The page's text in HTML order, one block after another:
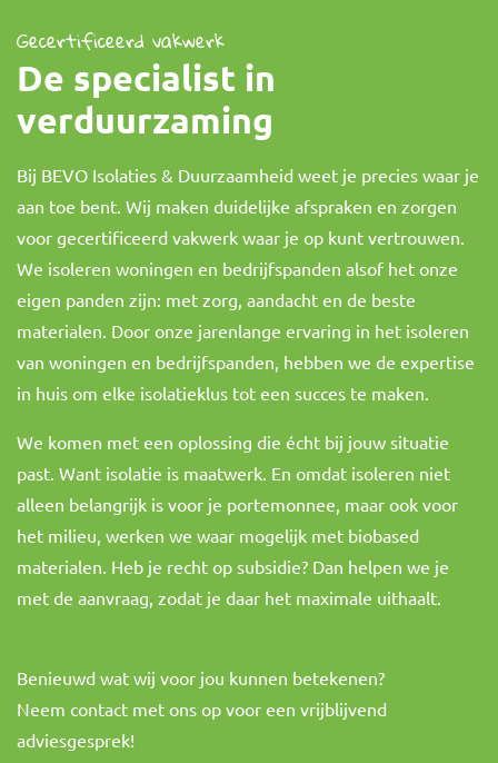
Gecertificeerd vakwerk
De specialist in
verduurzaming
Bij BEVO Isolaties & Duurzaamheid weet je precies waar je
aan toe bent. Wij maken duidelijke afspraken en zorgen
voor gecertificeerd vakwerk waar je op kunt vertrouwen.
We isoleren woningen en bedrijfspanden alsof het onze
eigen panden zijn: met zorg, aandacht en de beste
materialen. Door onze jarenlange ervaring in het isoleren
van woningen en bedrijfspanden, hebben we de expertise
in huis om elke isolatieklus tot een succes te maken.
We komen met een oplossing die écht bij jouw situatie
past. Want isolatie is maatwerk. En omdat isoleren niet
alleen belangrijk is voor je portemonnee, maar ook voor
het milieu, werken we waar mogelijk met biobased
materialen. Heb je recht op subsidie? Dan helpen we je
met de aanvraag, zodat je daar het maximale uithaalt.
Benieuwd wat wij voor jou kunnen betekenen?
Neem contact met ons op voor een vrijblijvend
adviesgesprek!